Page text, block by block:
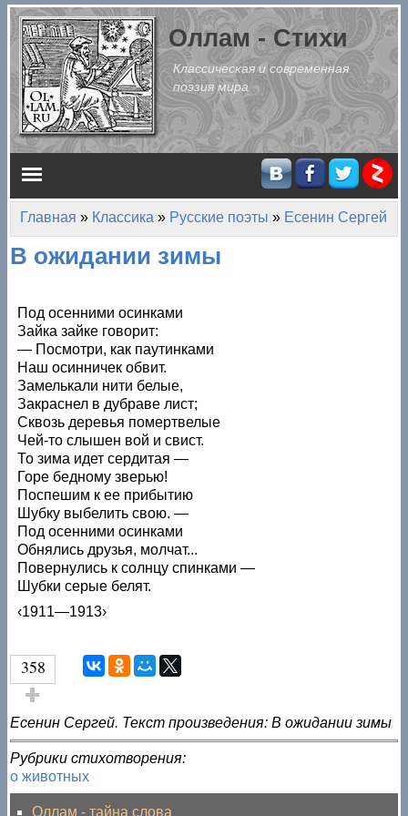
Перейти к основному содержанию
Оллам - Стихи
Классическая и современная
поэзия мира
Главное меню
Вы здесь
Главная » Классика » Русские поэты » Есенин Сергей
В ожидании зимы
Под осенними осинками
Зайка зайке говорит:
— Посмотри, как паутинками
Наш осинничек обвит.
Замелькали нити белые,
Закраснел в дубраве лист;
Сквозь деревья помертвелые
Чей-то слышен вой и свист.
То зима идет сердитая —
Горе бедному зверью!
Поспешим к ее прибытию
Шубку выбелить свою. —
Под осенними осинками
Обнялись друзья, молчат...
Повернулись к солнцу спинками —
Шубки серые белят.
‹1911—1913›
358
Голос за!
Есенин Сергей. Текст произведения: В ожидании зимы
Рубрики стихотворения:
о животных
Оллам - тайна слова